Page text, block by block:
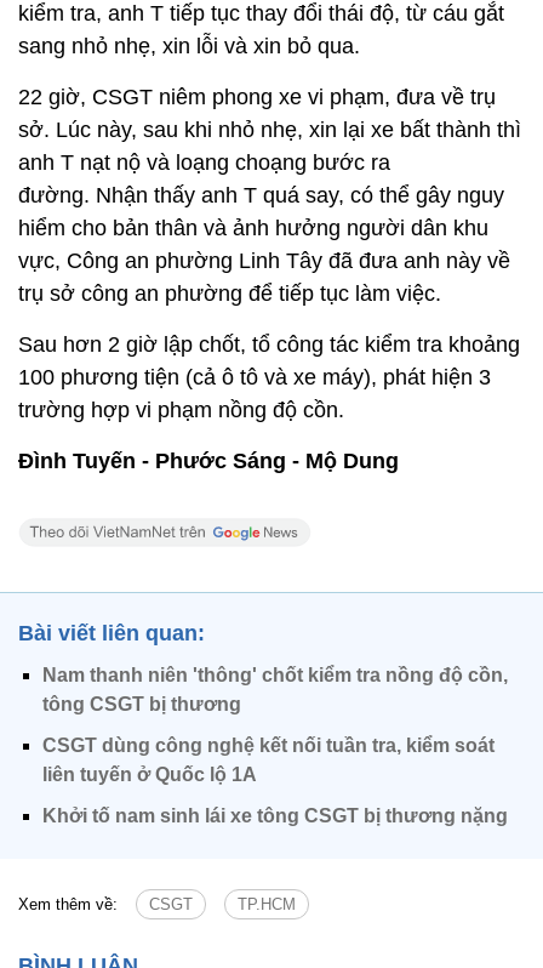
kiểm tra, anh T tiếp tục thay đổi thái độ, từ cáu gắt
sang nhỏ nhẹ, xin lỗi và xin bỏ qua.
22 giờ, CSGT niêm phong xe vi phạm, đưa về trụ
sở. Lúc này, sau khi nhỏ nhẹ, xin lại xe bất thành thì
anh T nạt nộ và loạng choạng bước ra
đường. Nhận thấy anh T quá say, có thể gây nguy
hiểm cho bản thân và ảnh hưởng người dân khu
vực, Công an phường Linh Tây đã đưa anh này về
trụ sở công an phường để tiếp tục làm việc.
Sau hơn 2 giờ lập chốt, tổ công tác kiểm tra khoảng
100 phương tiện (cả ô tô và xe máy), phát hiện 3
trường hợp vi phạm nồng độ cồn.
Đình Tuyến - Phước Sáng - Mộ Dung
Bài viết liên quan:
Nam thanh niên 'thông' chốt kiểm tra nồng độ cồn,
tông CSGT bị thương
CSGT dùng công nghệ kết nối tuần tra, kiểm soát
liên tuyến ở Quốc lộ 1A
Khởi tố nam sinh lái xe tông CSGT bị thương nặng
Xem thêm về: CSGT TP.HCM